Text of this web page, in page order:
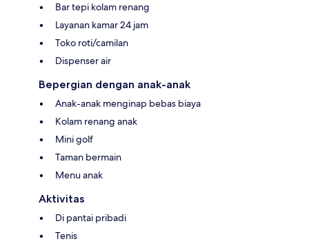
Bar tepi kolam renang
Layanan kamar 24 jam
Toko roti/camilan
Dispenser air
Bepergian dengan anak-anak
Anak-anak menginap bebas biaya
Kolam renang anak
Mini golf
Taman bermain
Menu anak
Aktivitas
Di pantai pribadi
Tenis